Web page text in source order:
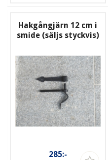
Hakgångjärn 12 cm i
smide (säljs styckvis)
285:-